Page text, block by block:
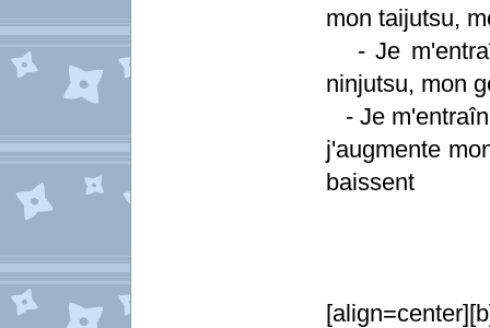
mon taijutsu,
- Je
ninjutsu, mon
- Je
j'augmente
baissent